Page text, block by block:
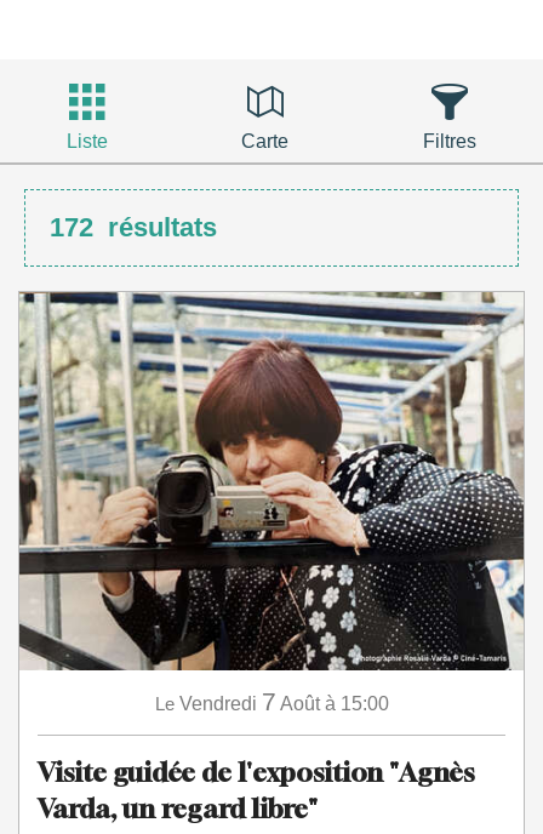
Liste Carte Filtres
172 résultats
Le Vendredi 7 Août à 15:00
Visite guidée de l'exposition "Agnès
Varda, un regard libre"